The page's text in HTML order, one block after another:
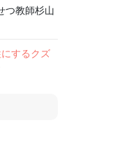
つ教師杉山
するクズ